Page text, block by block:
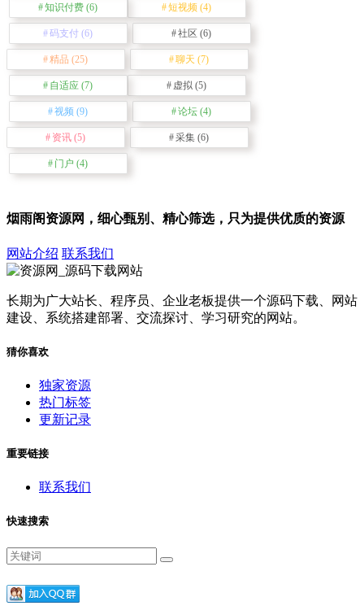
知识付费 (6) 短视频 (4)
码支付 (6) 社区 (6)
精品 (25) 聊天 (7)
自适应 (7) 虚拟 (5)
视频 (9) 论坛 (4)
资讯 (5) 采集 (6)
门户 (4)
烟雨阁资源网，细心甄别、精心筛选，只为提供优质的资源
网站介绍 联系我们
长期为广大站长、程序员、企业老板提供一个源码下载、网站
建设、系统搭建部署、交流探讨、学习研究的网站。
猜你喜欢
独家资源
热门标签
更新记录
重要链接
联系我们
快速搜索